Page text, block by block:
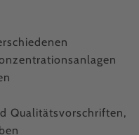
Qualitätsvorschriften,